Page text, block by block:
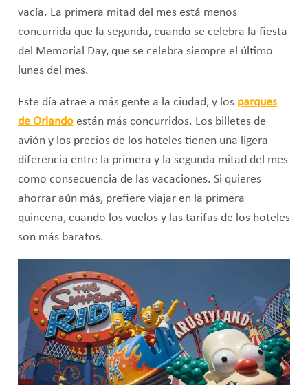
vacía. La primera mitad del mes está menos
concurrida que la segunda, cuando se celebra la fiesta
del Memorial Day, que se celebra siempre el último
lunes del mes.
Este día atrae a más gente a la ciudad, y los parques
de Orlandoestán más concurridos. Los billetes de
avión y los precios de los hoteles tienen una ligera
diferencia entre la primera y la segunda mitad del mes
como consecuencia de las vacaciones. Si quieres
ahorrar aún más, prefiere viajar en la primera
quincena, cuando los vuelos y las tarifas de los hoteles
son más baratos.